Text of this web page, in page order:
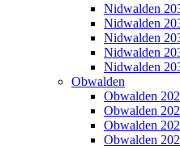
Nidwalden
Nidwalden
Nidwalden
Nidwalden
Nidwalden
Obwalden
Obwalden
Obwalden
Obwalden
Obwalden